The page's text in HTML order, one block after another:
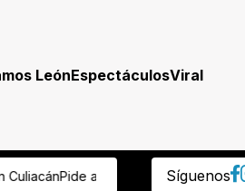
LeónEspectáculosViral
a Mikel Arriola Tras muerte
Síguenos